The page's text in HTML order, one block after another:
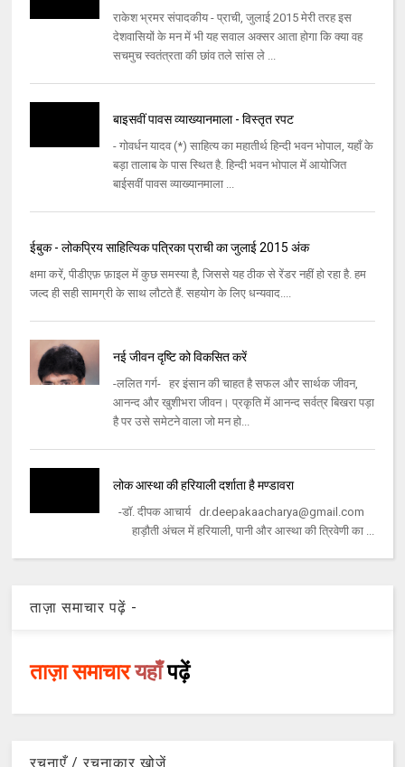
राकेश भ्रमर संपादकीय - प्राची, जुलाई 2015 मेरी तरह इस
देशवासियों के मन में भी यह सवाल अक्सर आता होगा कि क्या वह
सचमुच स्वतंत्रता की छांव तले सांस ले ...
बाइसवीं पावस व्याख्यानमाला - विस्तृत रपट
- गोवर्धन यादव (*) साहित्य का महातीर्थ हिन्दी भवन भोपाल, यहाँ के
बड़ा तालाब के पास स्थित है. हिन्दी भवन भोपाल में आयोजित
बाईसवीं पावस व्याख्यानमाला ...
ईबुक - लोकप्रिय साहित्यिक पत्रिका प्राची का जुलाई 2015 अंक
क्षमा करें, पीडीएफ़ फ़ाइल में कुछ समस्या है, जिससे यह ठीक से रेंडर नहीं हो रहा है. हम
जल्द ही सही सामग्री के साथ लौटते हैं. सहयोग के लिए धन्यवाद....
नई जीवन दृष्टि को विकसित करें
-ललित गर्ग- हर इंसान की चाहत है सफल और सार्थक जीवन,
आनन्द और खुशीभरा जीवन। प्रकृति में आनन्द सर्वत्र बिखरा पड़ा
है पर उसे समेटने वाला जो मन हो...
लोक आस्था की हरियाली दर्शाता है मण्डावरा
-डॉ. दीपक आचार्य dr.deepakaacharya@gmail.com
हाड़ौती अंचल में हरियाली, पानी और आस्था की त्रिवेणी का ...
ताज़ा समाचार पढ़ें -
ताज़ा समाचारयहाँपढ़ें
रचनाएँ / रचनाकार खोजें